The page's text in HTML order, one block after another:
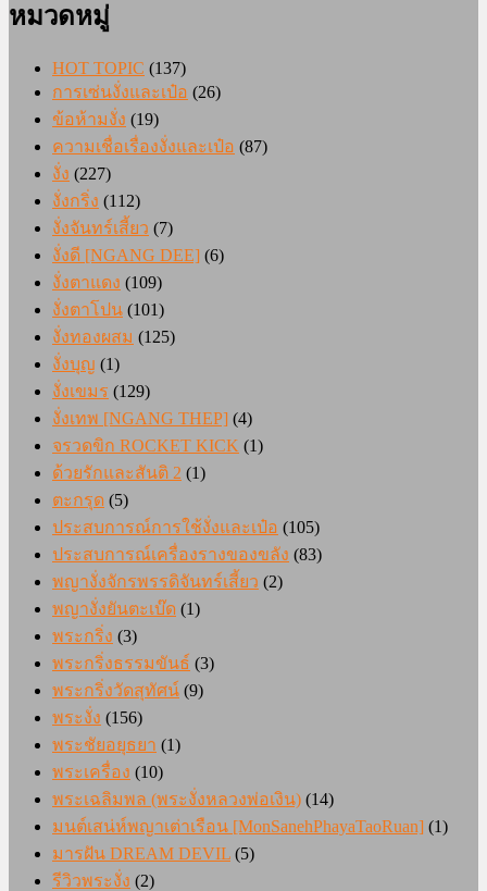
หมวดหมู่
HOT TOPIC (137)
การเซ่นงั่งและเป๋อ (26)
ข้อห้ามงั่ง (19)
ความเชื่อเรื่องงั่งและเป๋อ (87)
งั่ง (227)
งั่งกริ่ง (112)
งั่งจันทร์เสี้ยว (7)
งั่งดี [NGANG DEE] (6)
งั่งตาแดง (109)
งั่งตาโปน (101)
งั่งทองผสม (125)
งั่งบุญ (1)
งั่งเขมร (129)
งั่งเทพ [NGANG THEP] (4)
จรวดขิก ROCKET KICK (1)
ด้วยรักและสันติ 2 (1)
ตะกรุด (5)
ประสบการณ์การใช้งั่งและเป๋อ (105)
ประสบการณ์เครื่องรางของขลัง (83)
พญางั่งจักรพรรดิจันทร์เสี้ยว (2)
พญางั่งยันตะเบ๊ด (1)
พระกริ่ง (3)
พระกริ่งธรรมขันธ์ (3)
พระกริ่งวัดสุทัศน์ (9)
พระงั่ง (156)
พระชัยอยุธยา (1)
พระเครื่อง (10)
พระเฉลิมพล (พระงั่งหลวงพ่อเงิน) (14)
มนต์เสน่ห์พญาเต่าเรือน [MonSanehPhayaTaoRuan] (1)
มารฝัน DREAM DEVIL (5)
รีวิวพระงั่ง (2)